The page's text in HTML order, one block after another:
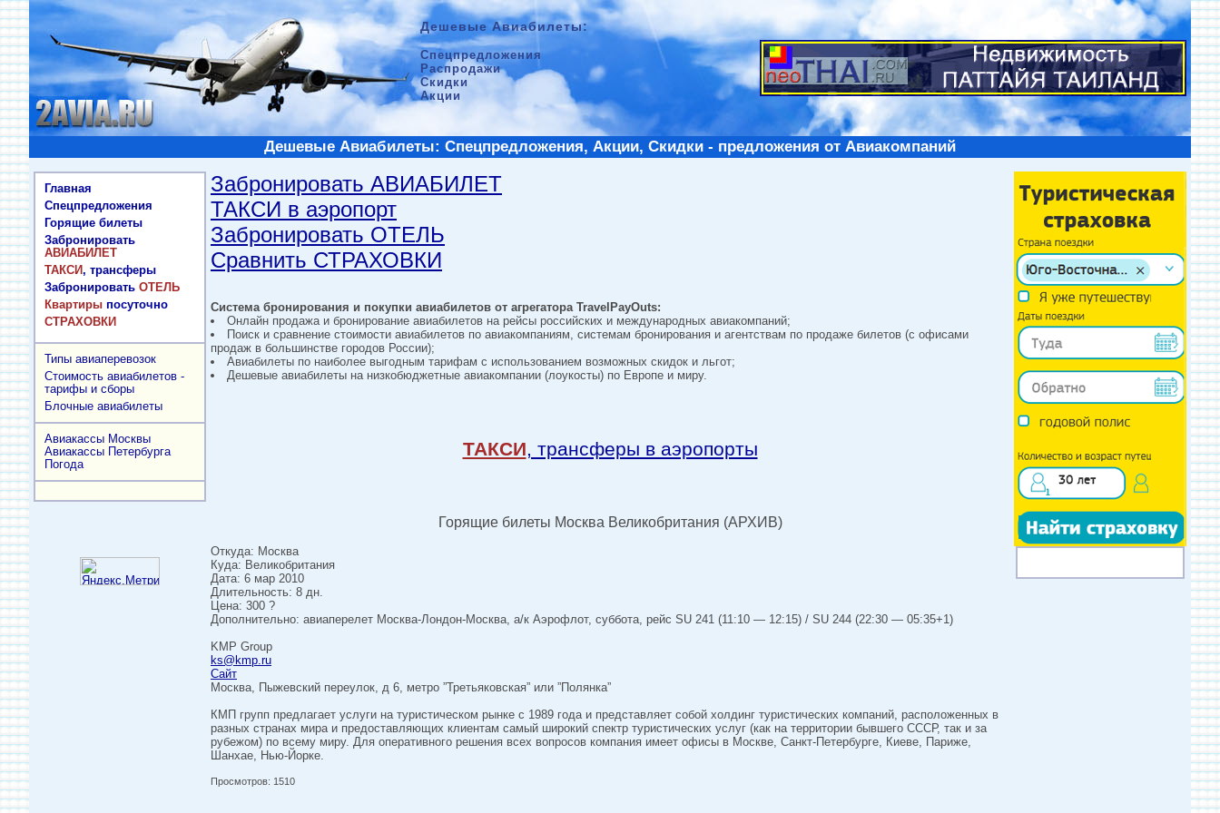
Дешевые Авиабилеты:
Спецпредложения
Распродажи
Скидки
Акции
Дешевые Авиабилеты: Спецпредложения, Акции, Скидки - предложения от Авиакомпаний
Главная
Спецпредложения
Горящие билеты
Забронировать
АВИАБИЛЕТ
ТАКСИ, трансферы
Забронировать ОТЕЛЬ
Квартиры посуточно
СТРАХОВКИ
Типы авиаперевозок
Стоимость авиабилетов -
тарифы и сборы
Блочные авиабилеты
Авиакассы Москвы
Авиакассы Петербурга
Погода
Забронировать АВИАБИЛЕТ
ТАКСИ в аэропорт
Забронировать ОТЕЛЬ
Сравнить СТРАХОВКИ
Система бронирования и покупки авиабилетов от агрегатора TravelPayOuts:
Онлайн продажа и бронирование авиабилетов на рейсы российских и международных авиакомпаний;
Поиск и сравнение стоимости авиабилетов по авиакомпаниям, системам бронирования и агентствам по продаже билетов (с офисами
продаж в большинстве городов России);
Авиабилеты по наиболее выгодным тарифам с использованием возможных скидок и льгот;
Дешевые авиабилеты на низкобюджетные авиакомпании (лоукосты) по Европе и миру.
ТАКСИ, трансферы в аэропорты
Горящие билеты Москва Великобритания (АРХИВ)
Откуда: Москва
Куда: Великобритания
Дата: 6 мар 2010
Длительность: 8 дн.
Цена: 300 ?
Дополнительно: авиаперелет Москва-Лондон-Москва, а/к Аэрофлот, суббота, рейс SU 241 (11:10 — 12:15) / SU 244 (22:30 — 05:35+1)
KMP Group
ks@kmp.ru
Сайт
Москва, Пыжевский переулок, д 6, метро ”Третьяковская” или ”Полянка”
КМП групп предлагает услуги на туристическом рынке с 1989 года и представляет собой холдинг туристических компаний, расположенных в
разных странах мира и предоставляющих клиентам самый широкий спектр туристических услуг (как на территории бывшего СССР, так и за
рубежом) по всему миру. Для оперативного решения всех вопросов компания имеет офисы в Москве, Санкт-Петербурге, Киеве, Париже,
Шанхае, Нью-Йорке.
Просмотров: 1510